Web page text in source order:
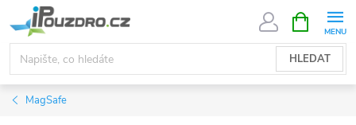
na
obsah
HLEDAT
NÁKUPNÍ
KOŠÍK
MagSafe